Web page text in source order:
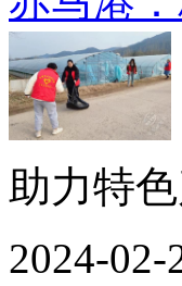
助力特
2024-02-